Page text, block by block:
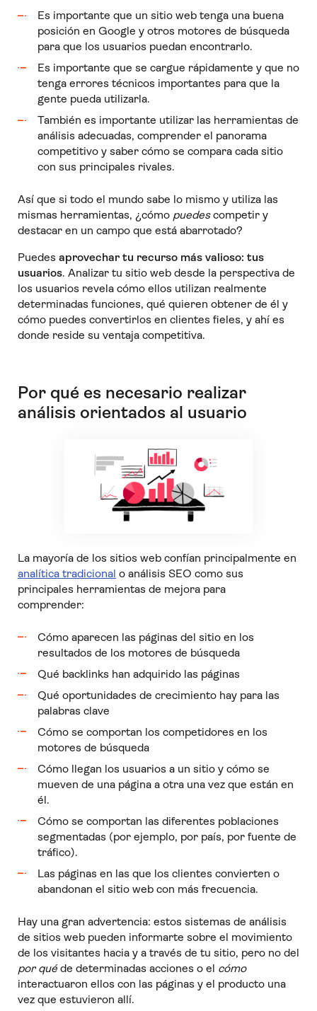
Es importante que un sitio web tenga una buena
posición en Google y otros motores de búsqueda
para que los usuarios puedan encontrarlo.
Es importante que se cargue rápidamente y que no
tenga errores técnicos importantes para que la
gente pueda utilizarla.
También es importante utilizar las herramientas de
análisis adecuadas, comprender el panorama
competitivo y saber cómo se compara cada sitio
con sus principales rivales.
Así que si todo el mundo sabe lo mismo y utiliza las
mismas herramientas, ¿cómo puedescompetir y
destacar en un campo que está abarrotado?
Puedes aprovechar tu recurso más valioso: tus
usuarios. Analizar tu sitio web desde la perspectiva de
los usuarios revela cómo ellos utilizan realmente
determinadas funciones, qué quieren obtener de él y
cómo puedes convertirlos en clientes fieles, y ahí es
donde reside su ventaja competitiva.
Por qué es necesario realizar
análisis orientados al usuario
La mayoría de los sitios web confían principalmente en
analítica tradicional o análisis SEO como sus
principales herramientas de mejora para
comprender:
Cómo aparecen las páginas del sitio en los
resultados de los motores de búsqueda
Qué backlinks han adquirido las páginas
Qué oportunidades de crecimiento hay para las
palabras clave
Cómo se comportan los competidores en los
motores de búsqueda
Cómo llegan los usuarios a un sitio y cómo se
mueven de una página a otra una vez que están en
él.
Cómo se comportan las diferentes poblaciones
segmentadas (por ejemplo, por país, por fuente de
tráfico).
Las páginas en las que los clientes convierten o
abandonan el sitio web con más frecuencia.
Hay una gran advertencia: estos sistemas de análisis
de sitios web pueden informarte sobre el movimiento
de los visitantes hacia y a través de tu sitio, pero no del
por quéde determinadas acciones o el cómo
interactuaron ellos con las páginas y el producto una
vez que estuvieron allí.